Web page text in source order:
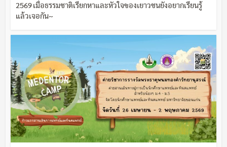
2569 เมื่อธรรมชาติเรียกหาและหัวใจของเยาวชนยังอยากเรียนรู้
แล้วเจอกัน~